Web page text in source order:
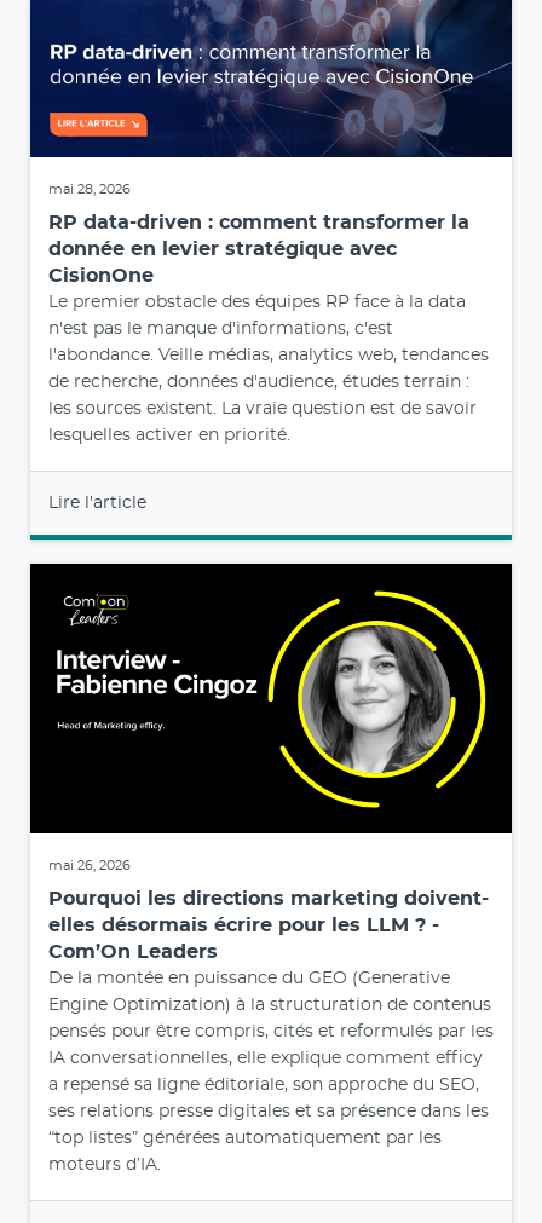
mai 28, 2026
RP data-driven : comment transformer la
donnée en levier stratégique avec
CisionOne
Le premier obstacle des équipes RP face à la data
n'est pas le manque d'informations, c'est
l'abondance. Veille médias, analytics web, tendances
de recherche, données d'audience, études terrain :
les sources existent. La vraie question est de savoir
lesquelles activer en priorité.
Lire l'article
mai 26, 2026
Pourquoi les directions marketing doivent-
elles désormais écrire pour les LLM ? -
Com’On Leaders
De la montée en puissance du GEO (Generative
Engine Optimization) à la structuration de contenus
pensés pour être compris, cités et reformulés par les
IA conversationnelles, elle explique comment efficy
a repensé sa ligne éditoriale, son approche du SEO,
ses relations presse digitales et sa présence dans les
“top listes” générées automatiquement par les
moteurs d’IA.